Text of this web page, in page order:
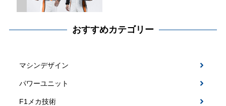
おすすめカテゴリー
マシンデザイン
パワーユニット
F1メカ技術